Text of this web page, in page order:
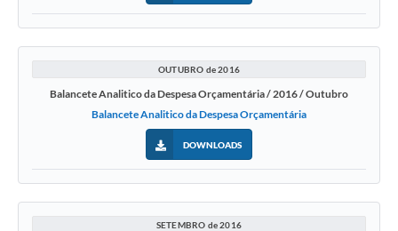
OUTUBRO de 2016
Balancete Analitico da Despesa Orçamentária / 2016 / Outubro
Balancete Analitico da Despesa Orçamentária
DOWNLOADS
SETEMBRO de 2016